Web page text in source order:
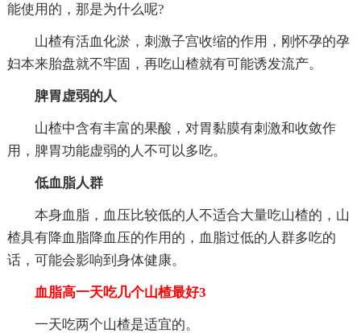
能使用的，那是为什么呢?
山楂有活血化淤，刺激子宫收缩的作用，刚怀孕的孕
妇本来胎盘就不牢固，再吃山楂就有可能诱发流产。
脾胃虚弱的人
山楂中含有丰富的果酸，对胃黏膜有刺激和收敛作
用，脾胃功能虚弱的人不可以多吃。
低血脂人群
本身血脂，血压比较低的人不适合大量吃山楂的，山
楂具有降血脂降血压的作用的，血脂过低的人群多吃的
话，可能会影响到身体健康。
血脂高一天吃几个山楂最好3
一天吃两个山楂是适宜的。